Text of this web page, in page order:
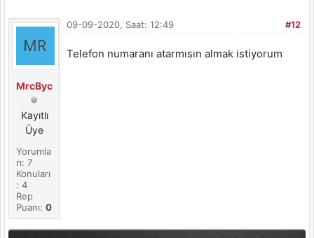
MrcByc
Kayıtlı
Üye
Yorumla
rı: 7
Konuları
: 4
Rep
Puanı:0
#12
09-09-2020, Saat: 12:49
Telefon numaranı atarmısın almak istiyorum